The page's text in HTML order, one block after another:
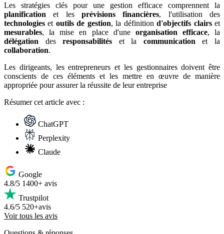
Les stratégies clés pour une gestion efficace comprennent la
planificationet lesprévisions financières, l'utilisation des
technologieset outils de gestion, la définitiond'objectifs clairset
mesurables, la mise en place d'une organisation efficace, la
délégation desresponsabilités et la communicationet la
collaboration.
Les dirigeants, les entrepreneurs et les gestionnaires doivent être
conscients de ces éléments et les mettre en œuvre de manière
appropriée pour assurer la réussite de leur entreprise
Résumercet article avec :
ChatGPT
Perplexity
Claude
Google
4.8/5 1400+ avis
Trustpilot
4.6/5 520+avis
Voir tous les avis